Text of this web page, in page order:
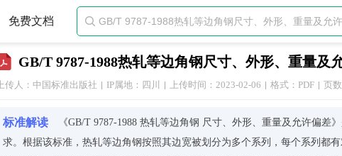
免费文档 
GB/T 9787-1988热轧等边角钢尺寸、外形、重量及
上传人：中国标准出版社 IP属地：四川 上传时间：2023-02-06 格式：PDF 页
标准解读
《GB/T 9787-1988 热轧等边角钢 尺寸、外形、重量及允许偏
求。根据该标准，热轧等边角钢按照其边宽被划分为多个系列，每个系列都